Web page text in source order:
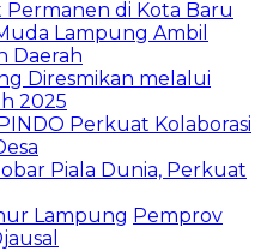
Permanen di Kota Baru
Lampung Ambil
Daerah
Diresmikan melalui
2025
Perkuat Kolaborasi
Piala Dunia, Perkuat
Lampung Pemprov